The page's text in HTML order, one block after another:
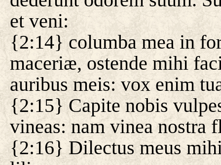
et veni:
{2:14} columba mea in
maceriæ, ostende mihi
auribus meis: vox enim
{2:15} Capite nobis
vineas: nam vinea nostra
{2:16} Dilectus meus